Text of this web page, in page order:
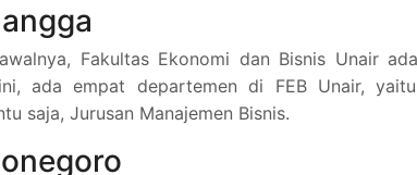
Fakultas Ekonomi dan Bisnis Unair
ada empat departemen di FEB Unair,
saja, Jurusan Manajemen Bisnis.